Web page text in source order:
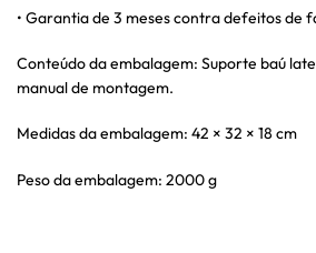
• Garantia de 3 meses contra defeitos de
Conteúdo da embalagem: Suporte baú
manual de montagem.
Medidas da embalagem: 42 × 32 × 18 cm
Peso da embalagem: 2000 g